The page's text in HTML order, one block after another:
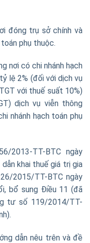
đóng trụ sở chính và
phụ thuộc.
nơi có chi nhánh hạch
lệ 2% (đối với dịch vụ
với thuế suất 10%)
dịch vụ viễn thông
nhánh hạch toán phụ
2013-TT-BTC ngày
khai thuế giá trị gia
2015/TT-BTC ngày
bổ sung Điều 11 (đã
tư số 119/2014/TT-
.
dẫn nêu trên và đề